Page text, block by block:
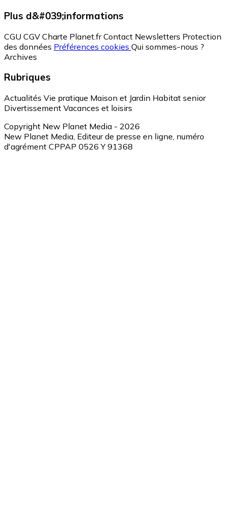
Plus d&#039;informations
CGU CGV Charte Planet.fr Contact Newsletters Protection
des données Préférences cookies Qui sommes-nous ?
Archives
Rubriques
Actualités Vie pratique Maison et Jardin Habitat senior
Divertissement Vacances et loisirs
Copyright New Planet Media - 2026
New Planet Media, Editeur de presse en ligne, numéro
d'agrément CPPAP 0526 Y 91368